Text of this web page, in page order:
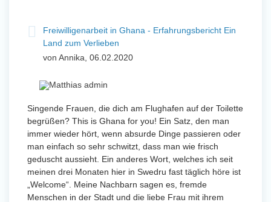
Freiwilligenarbeit in Ghana - Erfahrungsbericht Ein
Land zum Verlieben
von Annika, 06.02.2020
Singende Frauen, die dich am Flughafen auf der Toilette
begrüßen? This is Ghana for you! Ein Satz, den man
immer wieder hört, wenn absurde Dinge passieren oder
man einfach so sehr schwitzt, dass man wie frisch
geduscht aussieht. Ein anderes Wort, welches ich seit
meinen drei Monaten hier in Swedru fast täglich höre ist
„Welcome“. Meine Nachbarn sagen es, fremde
Menschen in der Stadt und die liebe Frau mit ihrem